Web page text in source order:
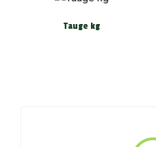
Tauge kg